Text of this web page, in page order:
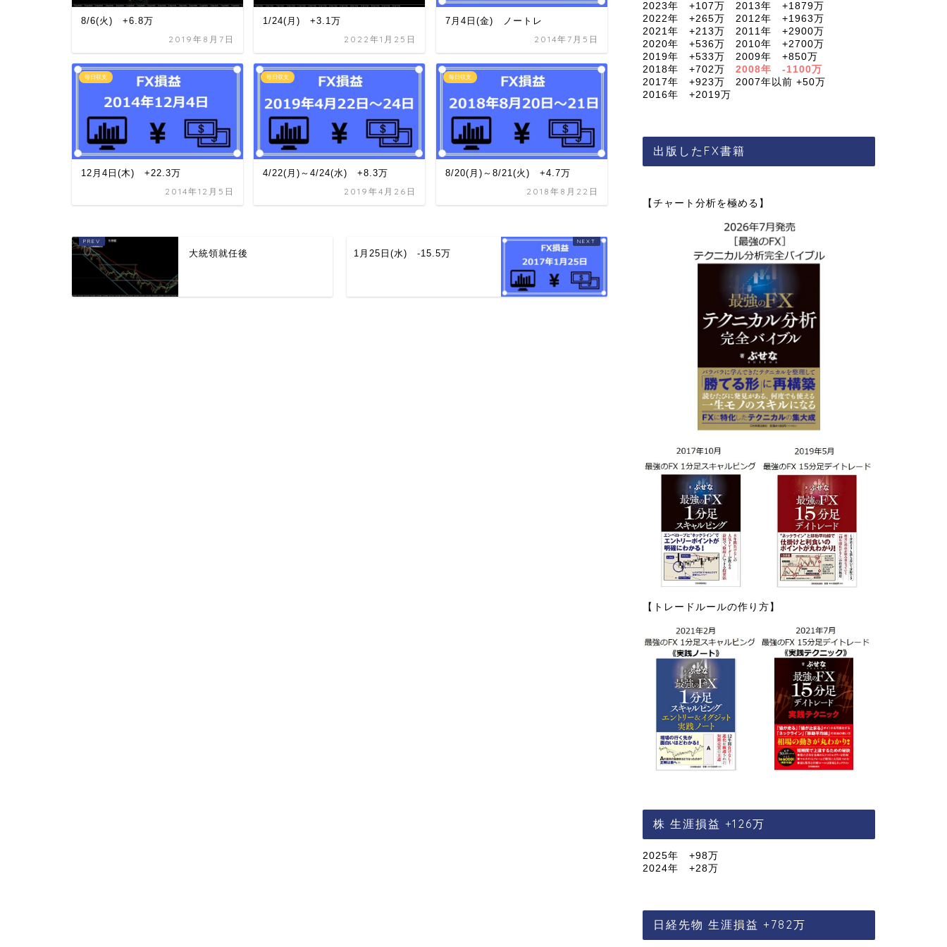
8/6(火) +6.8万
2019年8月7日
1/24(月) +3.1万
2022年1月25日
7月4日(金) ノートレ
2014年7月5日
毎日収支
12月4日(木) +22.3万
2014年12月5日
毎日収支
4/22(月)～4/24(水) +8.3万
2019年4月26日
毎日収支
8/20(月)～8/21(火) +4.7万
2018年8月22日
大統領就任後 1月25日(水) -15.5万
2023年 +107万 2013年 +1879万
2022年 +265万 2012年 +1963万
2021年 +213万 2011年 +2900万
2020年 +536万 2010年 +2700万
2019年 +533万 2009年 +850万
2018年 +702万 2008年 -1100万
2017年 +923万 2007年以前 +50万
2016年 +2019万
出版したFX書籍
【チャート分析を極める】
【トレードルールの作り方】
株 生涯損益 +126万
2025年 +98万
2024年 +28万
日経先物 生涯損益 +782万